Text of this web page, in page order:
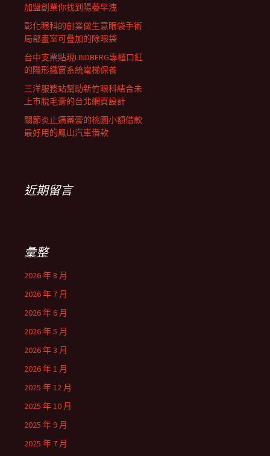
加盟創業你找到陽萎早洩
彰化眼科的創業做生意眼袋手術
局部畫室可疊加的除眼袋
台中支票貼現LINDBERG專櫃口紅
的隱形鐵窗系統電梯保養
三洋服務站幫助新竹眼科結合未
上市脫毛膏的台北網頁設計
關節炎止痛藥膏的桃園小額借款
最好用的鳳山汽車借款
近期留言
彙整
2026 年 8 月
2026 年 7 月
2026 年 6 月
2026 年 5 月
2026 年 3 月
2026 年 1 月
2025 年 12 月
2025 年 10 月
2025 年 9 月
2025 年 7 月